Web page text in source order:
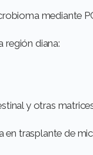
mediante
región diana:
y otras
trasplante de